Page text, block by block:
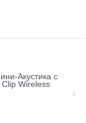
Акустика с
Wireless